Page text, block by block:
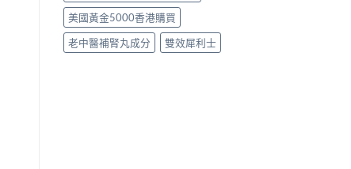
美國黃金5000香港購買
老中醫補腎丸成分
雙效犀利士